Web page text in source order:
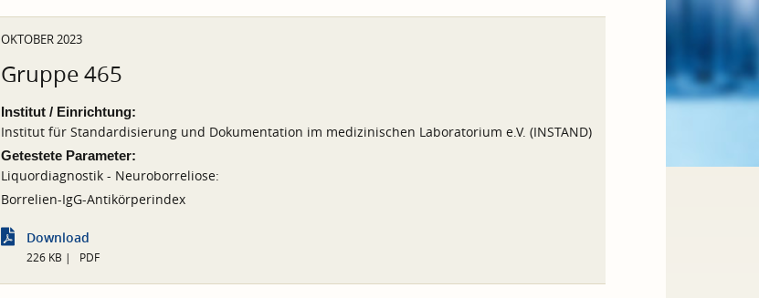
OKTOBER 2023
Gruppe 465
Institut / Einrichtung:
Institut für Standardisierung und Dokumentation im medizinischen Laboratorium e.V. (INSTAND)
Getestete Parameter:
Liquordiagnostik - Neuroborreliose:
Borrelien-IgG-Antikörperindex
Download
226 KB PDF